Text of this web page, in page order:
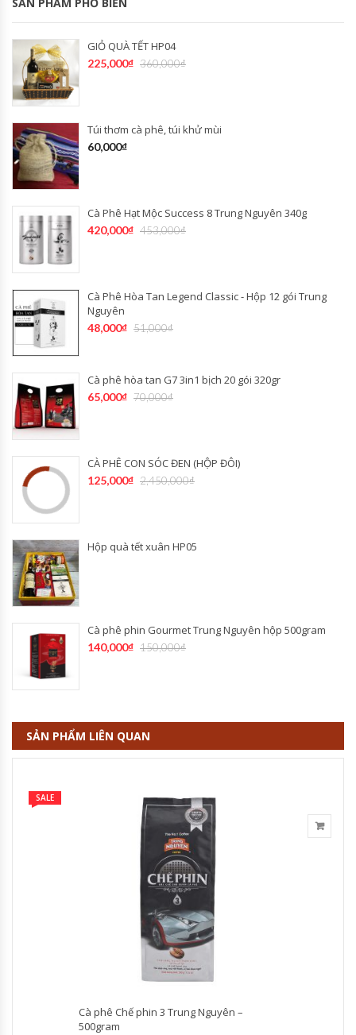
SẢN PHẨM PHỔ BIẾN
GIỎ QUÀ TẾT HP04
360,000₫
225,000₫
Túi thơm cà phê, túi khử mùi
60,000₫
Cà Phê Hạt Mộc Success 8 Trung Nguyên 340g
453,000₫
420,000₫
Cà Phê Hòa Tan Legend Classic - Hộp 12 gói Trung
Nguyên
51,000₫
48,000₫
Cà phê hòa tan G7 3in1 bịch 20 gói 320gr
70,000₫
65,000₫
CÀ PHÊ CON SÓC ĐEN (HỘP ĐÔI)
2,450,000₫
125,000₫
Hộp quà tết xuân HP05
Cà phê phin Gourmet Trung Nguyên hộp 500gram
150,000₫
140,000₫
SẢN PHẨM LIÊN QUAN
SALE
Cà phê Chế phin 3 Trung Nguyên –
500gram